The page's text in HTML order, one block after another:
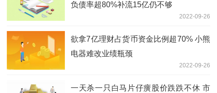
负债率超80%补流15亿仍不够
2022-09-26
欲拿7亿理财占货币资金比例超70% 小熊
电器难改业绩瓶颈
2022-09-26
一天杀一只白马片仔癀股价跌跌不休 市